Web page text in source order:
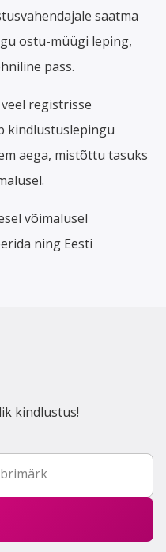
saatma
ostu-müügi leping,
pass.
registrisse
kindlustuslepingu
aega, mistõttu tasuks
võimalusel
ning Eesti
kindlustus!